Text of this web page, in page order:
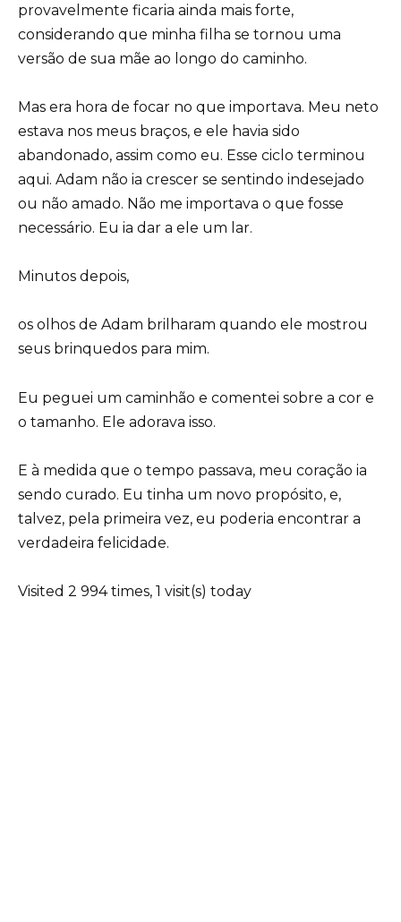
provavelmente ficaria ainda mais forte,
considerando que minha filha se tornou uma
versão de sua mãe ao longo do caminho.
Mas era hora de focar no que importava. Meu neto
estava nos meus braços, e ele havia sido
abandonado, assim como eu. Esse ciclo terminou
aqui. Adam não ia crescer se sentindo indesejado
ou não amado. Não me importava o que fosse
necessário. Eu ia dar a ele um lar.
Minutos depois,
os olhos de Adam brilharam quando ele mostrou
seus brinquedos para mim.
Eu peguei um caminhão e comentei sobre a cor e
o tamanho. Ele adorava isso.
E à medida que o tempo passava, meu coração ia
sendo curado. Eu tinha um novo propósito, e,
talvez, pela primeira vez, eu poderia encontrar a
verdadeira felicidade.
Visited 2 994 times, 1 visit(s) today